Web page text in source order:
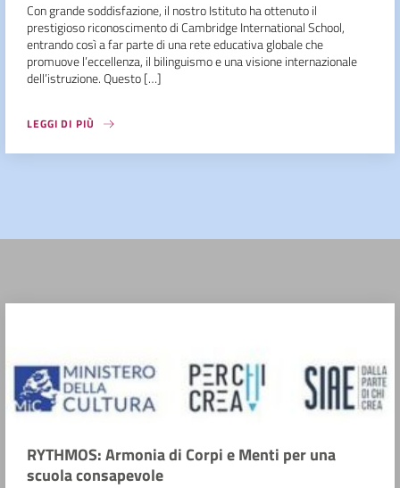
Con grande soddisfazione, il nostro Istituto ha ottenuto il
prestigioso riconoscimento di Cambridge International School,
entrando così a far parte di una rete educativa globale che
promuove l’eccellenza, il bilinguismo e una visione internazionale
dell’istruzione. Questo […]
LEGGI DI PIÙ
RYTHMOS: Armonia di Corpi e Menti per una
scuola consapevole